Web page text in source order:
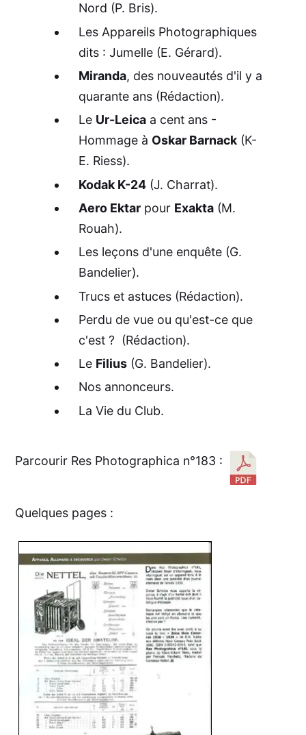
Nord (P. Bris).
Les Appareils Photographiques
dits : Jumelle (E. Gérard).
Miranda, des nouveautés d'il y a
quarante ans (Rédaction).
Le Ur-Leica a cent ans -
Hommage à Oskar Barnack (K-
E. Riess).
Kodak K-24 (J. Charrat).
Aero Ektar pour Exakta (M.
Rouah).
Les leçons d'une enquête (G.
Bandelier).
Trucs et astuces (Rédaction).
Perdu de vue ou qu'est-ce que
c'est ? (Rédaction).
Le Filius (G. Bandelier).
Nos annonceurs.
La Vie du Club.
Parcourir Res Photographica n°183 :
Quelques pages :